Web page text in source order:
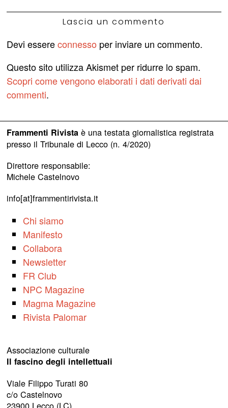
Lascia un commento
Devi essereconnesso per inviare un commento.
Questo sito utilizza Akismet per ridurre lo spam.
Scopri come vengono elaborati i dati derivati dai
commenti.
Frammenti Rivistaè una testata giornalistica registrata
presso il Tribunale di Lecco (n. 4/2020)
Direttore responsabile:
Michele Castelnovo
info[at]frammentirivista.it
Chi siamo
Manifesto
Collabora
Newsletter
FR Club
NPC Magazine
Magma Magazine
Rivista Palomar
Associazione culturale
Il fascino degli intellettuali
Viale Filippo Turati 80
c/o Castelnovo
23900 Lecco (LC)